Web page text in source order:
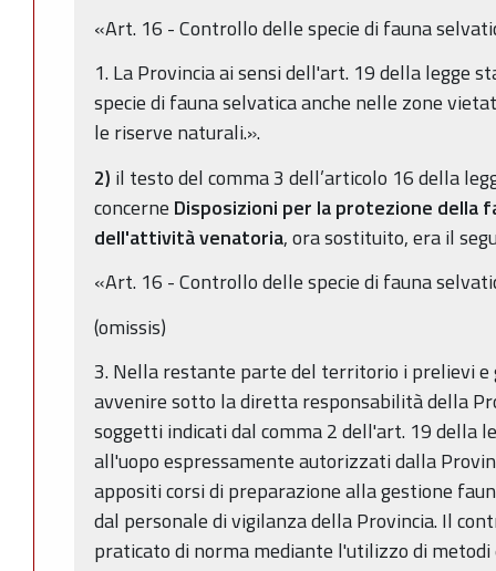
«Art. 16 - Controllo delle specie di fauna
1. La Provincia ai sensi dell'art. 19 della legge
specie di fauna selvatica anche nelle zone
le riserve naturali.».
2) il testo del comma 3 dell’articolo 16 della
concerne Disposizioni per la protezione della
dell'attività venatoria, ora sostituito, era il
«Art. 16 - Controllo delle specie di fauna
(omissis)
3. Nella restante parte del territorio i prelievi
avvenire sotto la diretta responsabilità della
soggetti indicati dal comma 2 dell'art. 19 della
all'uopo espressamente autorizzati dalla
appositi corsi di preparazione alla gestione
dal personale di vigilanza della Provincia. Il
praticato di norma mediante l'utilizzo di metodi